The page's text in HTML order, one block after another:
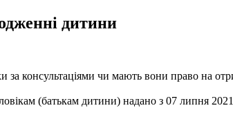
дитини
за консультаціями чи мають вони право на
(батькам дитини) надано з 07 липня